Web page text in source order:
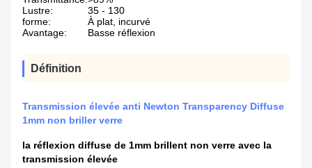
Lustre:
35 - 130
forme:
À plat, incurvé
Avantage:
Basse réflexion
Définition
Transmission élevée anti Newton Transparency Diffuse
1mm non briller verre
la réflexion diffuse de 1mm brillent non verre avec la
transmission élevée